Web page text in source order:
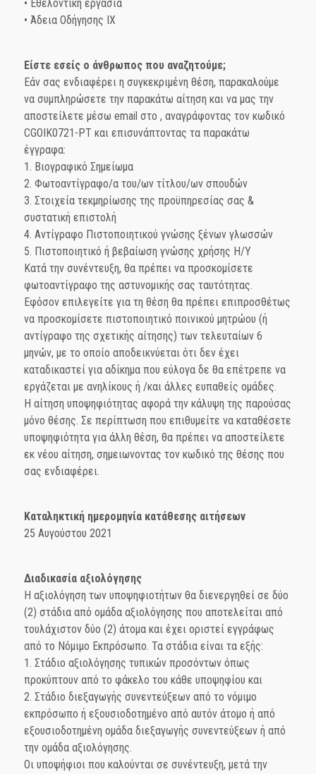
• Εθελοντική εργασία
• Άδεια Οδήγησης ΙΧ
Είστε εσείς ο άνθρωπος που αναζητούμε;
Εάν σας ενδιαφέρει η συγκεκριμένη θέση, παρακαλούμε
να συμπληρώσετε την παρακάτω αίτηση και να μας την
αποστείλετε μέσω email στο , αναγράφοντας τον κωδικό
CGOIK0721-PT και επισυνάπτοντας τα παρακάτω
έγγραφα:
1. Βιογραφικό Σημείωμα
2. Φωτοαντίγραφο/α του/ων τίτλου/ων σπουδών
3. Στοιχεία τεκμηρίωσης της προϋπηρεσίας σας &
συστατική επιστολή
4. Αντίγραφο Πιστοποιητικού γνώσης ξένων γλωσσών
5. Πιστοποιητικό ή βεβαίωση γνώσης χρήσης Η/Υ
Κατά την συνέντευξη, θα πρέπει να προσκομίσετε
φωτοαντίγραφο της αστυνομικής σας ταυτότητας.
Εφόσον επιλεγείτε για τη θέση θα πρέπει επιπροσθέτως
να προσκομίσετε πιστοποιητικό ποινικού μητρώου (ή
αντίγραφο της σχετικής αίτησης) των τελευταίων 6
μηνών, με το οποίο αποδεικνύεται ότι δεν έχει
καταδικαστεί για αδίκημα που εύλογα δε θα επέτρεπε να
εργάζεται με ανηλίκους ή /και άλλες ευπαθείς ομάδες.
Η αίτηση υποψηφιότητας αφορά την κάλυψη της παρούσας
μόνο θέσης. Σε περίπτωση που επιθυμείτε να καταθέσετε
υποψηφιότητα για άλλη θέση, θα πρέπει να αποστείλετε
εκ νέου αίτηση, σημειωνοντας τον κωδικό της θέσης που
σας ενδιαφέρει.
Καταληκτική ημερομηνία κατάθεσης αιτήσεων
25 Αυγούστου 2021
Διαδικασία αξιολόγησης
Η αξιολόγηση των υποψηφιοτήτων θα διενεργηθεί σε δύο
(2) στάδια από ομάδα αξιολόγησης που αποτελείται από
τουλάχιστον δύο (2) άτομα και έχει οριστεί εγγράφως
από το Νόμιμο Εκπρόσωπο. Τα στάδια είναι τα εξής:
1. Στάδιο αξιολόγησης τυπικών προσόντων όπως
προκύπτουν από το φάκελο του κάθε υποψηφίου και
2. Στάδιο διεξαγωγής συνεντεύξεων από το νόμιμο
εκπρόσωπο ή εξουσιοδοτημένο από αυτόν άτομο ή από
εξουσιοδοτημένη ομάδα διεξαγωγής συνεντεύξεων ή από
την ομάδα αξιολόγησης.
Οι υποψήφιοι που καλούνται σε συνέντευξη, μετά την